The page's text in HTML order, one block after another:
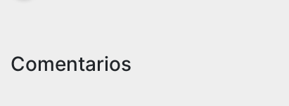
Comentarios